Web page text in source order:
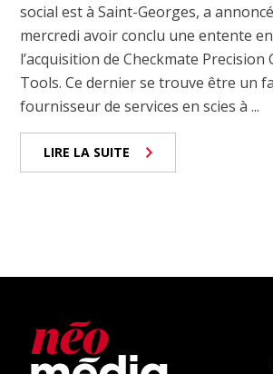
social est à Saint-Georges, a
mercredi avoir conclu une entente
l’acquisition de Checkmate Precision
Tools. Ce dernier se trouve être un
fournisseur de services en scies à ...
LIRE LA SUITE